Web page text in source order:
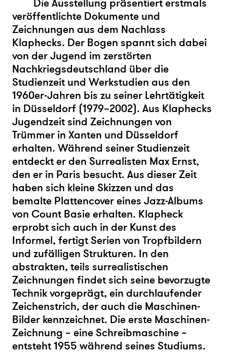
Die Ausstellung präsentiert erstmals
veröffentlichte Dokumente und
Zeichnungen aus dem Nachlass
Klaphecks. Der Bogen spannt sich dabei
von der Jugend im zerstörten
Nachkriegsdeutschland über die
Studienzeit und Werkstudien aus den
1960er-Jahren bis zu seiner Lehrtätigkeit
in Düsseldorf (1979–2002). Aus Klaphecks
Jugendzeit sind Zeichnungen von
Trümmer in Xanten und Düsseldorf
erhalten. Während seiner Studienzeit
entdeckt er den Surrealisten Max Ernst,
den er in Paris besucht. Aus dieser Zeit
haben sich kleine Skizzen und das
bemalte Plattencover eines Jazz-Albums
von Count Basie erhalten. Klapheck
erprobt sich auch in der Kunst des
Informel, fertigt Serien von Tropfbildern
und zufälligen Strukturen. In den
abstrakten, teils surrealistischen
Zeichnungen findet sich seine bevorzugte
Technik vorgeprägt, ein durchlaufender
Zeichenstrich, der auch die Maschinen-
Bilder kennzeichnet. Die erste Maschinen-
Zeichnung – eine Schreibmaschine –
entsteht 1955 während seines Studiums.